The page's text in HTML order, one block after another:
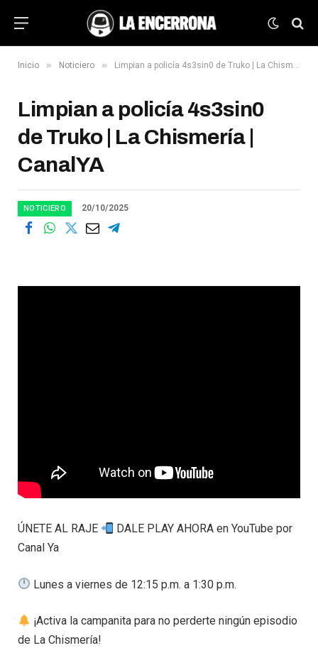
Inicio » Noticiero » Limpian a policía 4s3sin0 de Truko | La Chismería | CanalYA
Limpian a policía 4s3sin0
de Truko | La Chismería |
CanalYA
NOTICIERO 20/10/2025
ÚNETE AL RAJE
DALE PLAY AHORA en YouTube por
Canal Ya
Lunes a viernes de 12:15 p.m. a 1:30 p.m.
¡Activa la campanita para no perderte ningún episodio
de La Chismería!